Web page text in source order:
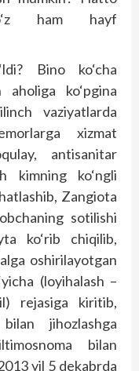
ham hayf
Bino ko‘cha
ko‘pgina
vaziyatlarda
xizmat
antisanitar
kimning ko‘ngli
Zangiota
sotilishi
ko‘rib chiqilib,
oshirilayotgan
(loyihalash –
rejasiga kiritib,
jihozlashga
bilan
yil 5 dekabrda